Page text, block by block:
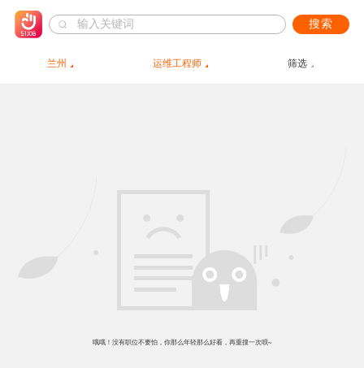
搜索
兰州 运维工程师 筛选
哦哦！没有职位不要怕，你那么年轻那么好看，再重搜一次呗~